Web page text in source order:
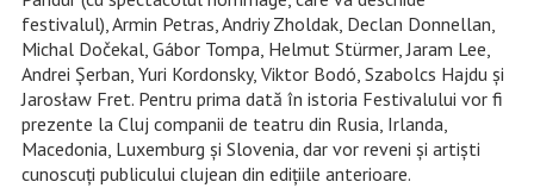
festivalul), Armin Petras, Andriy Zholdak, Declan Donnellan,
Michal Dočekal, Gábor Tompa, Helmut Stürmer, Jaram Lee,
Andrei Șerban, Yuri Kordonsky, Viktor Bodó, Szabolcs Hajdu și
Jarosław Fret. Pentru prima dată în istoria Festivalului vor fi
prezente la Cluj companii de teatru din Rusia, Irlanda,
Macedonia, Luxemburg și Slovenia, dar vor reveni și artiști
cunoscuți publicului clujean din edițiile anterioare.